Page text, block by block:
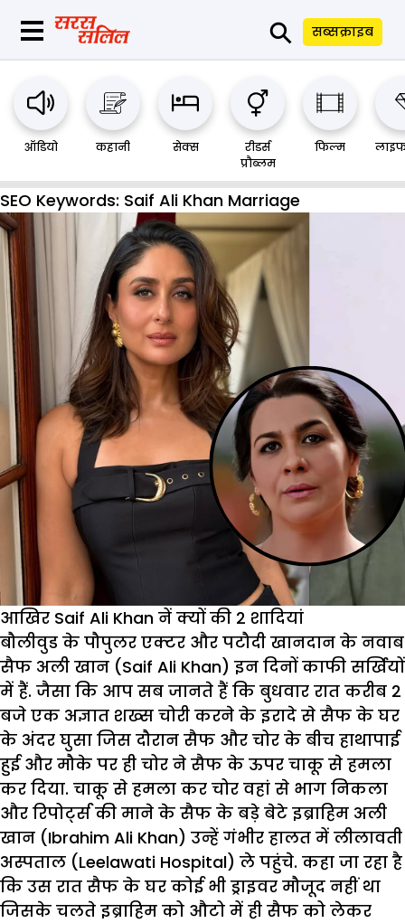
⚲ सब्सक्राइब
ऑडियो कहानी सेक्स
रीडर्स
प्रौब्लम
फिल्म
SEO Keywords: Saif Ali Khan Marriage
आखिर Saif Ali Khan नें क्यों की 2 शादियां
बौलीवुड के पौपुलर एक्टर और पटौदी खानदान के नवाब
सैफ अली खान (Saif Ali Khan) इन दिनों काफी सर्खियों
में हैं. जैसा कि आप सब जानते हैं कि बुधवार रात करीब 2
बजे एक अज्ञात शख्स चोरी करने के इरादे से सैफ के घर
के अंदर घुसा जिस दौरान सैफ और चोर के बीच हाथापाई
हुई और मौके पर ही चोर ने सैफ के ऊपर चाकू से हमला
कर दिया. चाकू से हमला कर चोर वहां से भाग निकला
और रिपोर्ट्स की माने के सैफ के बड़े बेटे इब्राहिम अली
खान (Ibrahim Ali Khan) उन्हें गंभीर हालत में लीलावती
अस्पताल (Leelawati Hospital) ले पहुंचे. कहा जा रहा है
कि उस रात सैफ के घर कोई भी ड्राइवर मौजूद नहीं था
जिसके चलते इब्राहिम को औटो में ही सैफ को लेकर